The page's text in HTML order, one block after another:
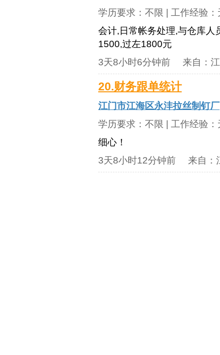
学历要求： 不限 | 工作经验：
会计,日常帐务处理,与仓库人
1500,过左1800元
3天8小时6分钟前 来自：
20.财务跟单统计
江门市江海区永沣拉丝制钉厂
学历要求： 不限 | 工作经验：
细心！
3天8小时12分钟前 来自：